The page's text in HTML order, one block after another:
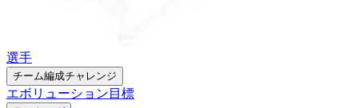
選手
チーム編成チャレンジ
エボリューション 目標